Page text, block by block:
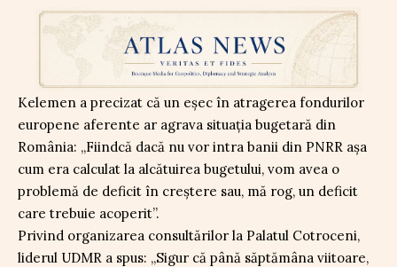
Kelemen a precizat că un eșec în atragerea fondurilor
europene aferente ar agrava situația bugetară din
România: „Fiindcă dacă nu vor intra banii din PNRR așa
cum era calculat la alcătuirea bugetului, vom avea o
problemă de deficit în creștere sau, mă rog, un deficit
care trebuie acoperit”.
Privind organizarea consultărilor la Palatul Cotroceni,
liderul UDMR a spus: „Sigur că până săptămâna viitoare,